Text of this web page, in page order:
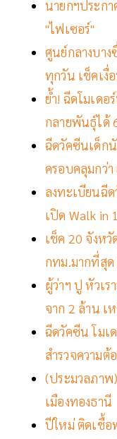
นายกฯประกา
"ไฟเซอร์"
ศูนย์กลางบาง
ทุกวัน เช็คเงื่
ย้ำ! ฉีดโมเดอ
กลายพันธุ์ได้
ฉีดวัคซีนเด็ก
ครอบคลุมกว่า
ลงทะเบียนฉี
เปิด Walk in
เช็ค 20 จังห
กทม.มากที่สุด
ผู้ว่าฯ ปู หัวเร
จาก 2 ล้าน เ
ฉีดวัคซีน โมเ
สำรวจความต้
(ประมวลภา
เมืองทองธานี
ปีใหม่ ติดเชื้อ